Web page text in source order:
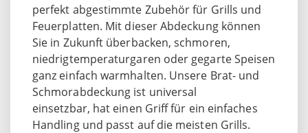
perfekt abgestimmte Zubehör für Grills und
Feuerplatten. Mit dieser Abdeckung können
Sie in Zukunft überbacken, schmoren,
niedrigtemperaturgaren oder gegarte Speisen
ganz einfach warmhalten. Unsere Brat- und
Schmorabdeckung ist universal
einsetzbar, hat einen Griff für ein einfaches
Handling und passt auf die meisten Grills.